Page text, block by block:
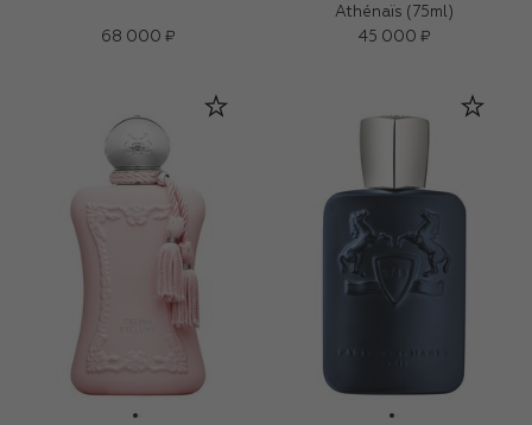
68 000 ₽
Athénaïs (75ml)
45 000 ₽